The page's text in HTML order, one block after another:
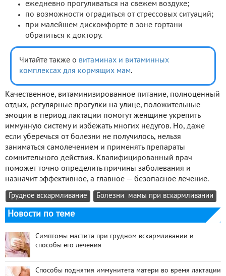
ежедневно прогуливаться на свежем воздухе;
по возможности оградиться от стрессовых ситуаций;
при малейшем дискомфорте в зоне гортани
обратиться к доктору.
Читайте также о витаминах и витаминных
комплексах для кормящих мам.
Качественное, витаминизированное питание, полноценный
отдых, регулярные прогулки на улице, положительные
эмоции в период лактации помогут женщине укрепить
иммунную систему и избежать многих недугов. Но, даже
если уберечься от болезни не получилось, нельзя
заниматься самолечением и применять препараты
сомнительного действия. Квалифицированный врач
поможет точно определить причины заболевания и
назначит эффективное, а главное — безопасное лечение.
Грудное вскармливание Болезни мамы при вскармливании
Новости по теме
Симптомы мастита при грудном вскармливании и
способы его лечения
Способы поднятия иммунитета матери во время лактации